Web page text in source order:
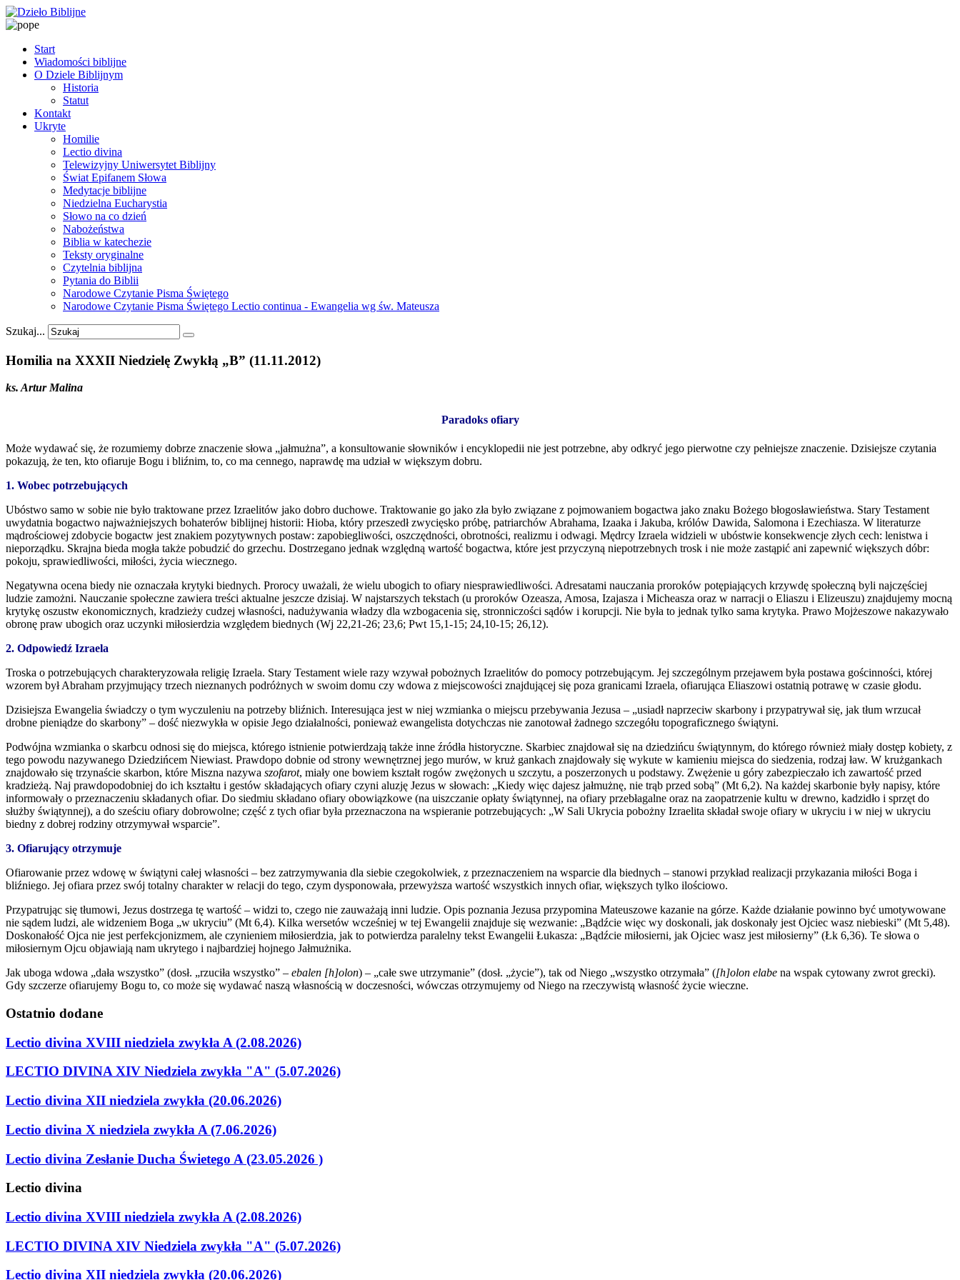
Start
Wiadomości biblijne
O Dziele Biblijnym
Historia
Statut
Kontakt
Ukryte
Homilie
Lectio divina
Telewizyjny Uniwersytet Biblijny
Świat Epifanem Słowa
Medytacje biblijne
Niedzielna Eucharystia
Słowo na co dzień
Nabożeństwa
Biblia w katechezie
Teksty oryginalne
Czytelnia biblijna
Pytania do Biblii
Narodowe Czytanie Pisma Świętego
Narodowe Czytanie Pisma Świętego Lectio continua - Ewangelia wg św. Mateusza
Szukaj...
Homilia na XXXII Niedzielę Zwykłą „B” (11.11.2012)
ks. Artur Malina
Paradoks ofiary
Może wydawać się, że rozumiemy dobrze znaczenie słowa „jałmużna”, a konsultowanie słowników i encyklopedii nie jest potrzebne, aby odkryć jego pierwotne czy pełniejsze znaczenie. Dzisiejsze czytania
pokazują, że ten, kto ofiaruje Bogu i bliźnim, to, co ma cennego, naprawdę ma udział w większym dobru.
1. Wobec potrzebujących
Ubóstwo samo w sobie nie było traktowane przez Izraelitów jako dobro duchowe. Traktowanie go jako zła było związane z pojmowaniem bogactwa jako znaku Bożego błogosławieństwa. Stary Testament
uwydatnia bogactwo najważniejszych bohaterów biblijnej historii: Hioba, który przeszedł zwycięsko próbę, patriarchów Abrahama, Izaaka i Jakuba, królów Dawida, Salomona i Ezechiasza. W literaturze
mądrościowej zdobycie bogactw jest znakiem pozytywnych postaw: zapobiegliwości, oszczędności, obrotności, realizmu i odwagi. Mędrcy Izraela widzieli w ubóstwie konsekwencje złych cech: lenistwa i
nieporządku. Skrajna bieda mogła także pobudzić do grzechu. Dostrzegano jednak względną wartość bogactwa, które jest przyczyną niepotrzebnych trosk i nie może zastąpić ani zapewnić większych dóbr:
pokoju, sprawiedliwości, miłości, życia wiecznego.
Negatywna ocena biedy nie oznaczała krytyki biednych. Prorocy uważali, że wielu ubogich to ofiary niesprawiedliwości. Adresatami nauczania proroków potępiających krzywdę społeczną byli najczęściej
ludzie zamożni. Nauczanie społeczne zawiera treści aktualne jeszcze dzisiaj. W najstarszych tekstach (u proroków Ozeasza, Amosa, Izajasza i Micheasza oraz w narracji o Eliaszu i Elizeuszu) znajdujemy mocną
krytykę oszustw ekonomicznych, kradzieży cudzej własności, nadużywania władzy dla wzbogacenia się, stronniczości sądów i korupcji. Nie była to jednak tylko sama krytyka. Prawo Mojżeszowe nakazywało
obronę praw ubogich oraz uczynki miłosierdzia względem biednych (Wj 22,21-26; 23,6; Pwt 15,1-15; 24,10-15; 26,12).
2. Odpowiedź Izraela
Troska o potrzebujących charakteryzowała religię Izraela. Stary Testament wiele razy wzywał pobożnych Izraelitów do pomocy potrzebującym. Jej szczególnym przejawem była postawa gościnności, której
wzorem był Abraham przyjmujący trzech nieznanych podróżnych w swoim domu czy wdowa z miejscowości znajdującej się poza granicami Izraela, ofiarująca Eliaszowi ostatnią potrawę w czasie głodu.
Dzisiejsza Ewangelia świadczy o tym wyczuleniu na potrzeby bliźnich. Interesująca jest w niej wzmianka o miejscu przebywania Jezusa – „usiadł naprzeciw skarbony i przypatrywał się, jak tłum wrzucał
drobne pieniądze do skarbony” – dość niezwykła w opisie Jego działalności, ponieważ ewangelista dotychczas nie zanotował żadnego szczegółu topograficznego świątyni.
Podwójna wzmianka o skarbcu odnosi się do miejsca, którego istnienie potwierdzają także inne źródła historyczne. Skarbiec znajdował się na dziedzińcu świątynnym, do którego również miały dostęp kobiety, z
tego powodu nazywanego Dziedzińcem Niewiast. Prawdopo dobnie od strony wewnętrznej jego murów, w kruż gankach znajdowały się wykute w kamieniu miejsca do siedzenia, rodzaj ław. W krużgankach
znajdowało się trzynaście skarbon, które Miszna nazywa szofarot, miały one bowiem kształt rogów zwężonych u szczytu, a poszerzonych u podstawy. Zwężenie u góry zabezpieczało ich zawartość przed
kradzieżą. Naj prawdopodobniej do ich kształtu i gestów składających ofiary czyni aluzję Jezus w słowach: „Kiedy więc dajesz jałmużnę, nie trąb przed sobą” (Mt 6,2). Na każdej skarbonie były napisy, które
informowały o przeznaczeniu składanych ofiar. Do siedmiu składano ofiary obowiązkowe (na uiszczanie opłaty świątynnej, na ofiary przebłagalne oraz na zaopatrzenie kultu w drewno, kadzidło i sprzęt do
służby świątynnej), a do sześciu ofiary dobrowolne; część z tych ofiar była przeznaczona na wspieranie potrzebujących: „W Sali Ukrycia pobożny Izraelita składał swoje ofiary w ukryciu i w niej w ukryciu
biedny z dobrej rodziny otrzymywał wsparcie”.
3. Ofiarujący otrzymuje
Ofiarowanie przez wdowę w świątyni całej własności – bez zatrzymywania dla siebie czegokolwiek, z przeznaczeniem na wsparcie dla biednych – stanowi przykład realizacji przykazania miłości Boga i
bliźniego. Jej ofiara przez swój totalny charakter w relacji do tego, czym dysponowała, przewyższa wartość wszystkich innych ofiar, większych tylko ilościowo.
Przypatrując się tłumowi, Jezus dostrzega tę wartość – widzi to, czego nie zauważają inni ludzie. Opis poznania Jezusa przypomina Mateuszowe kazanie na górze. Każde działanie powinno być umotywowane
nie sądem ludzi, ale widzeniem Boga „w ukryciu” (Mt 6,4). Kilka wersetów wcześniej w tej Ewangelii znajduje się wezwanie: „Bądźcie więc wy doskonali, jak doskonały jest Ojciec wasz niebieski” (Mt 5,48).
Doskonałość Ojca nie jest perfekcjonizmem, ale czynieniem miłosierdzia, jak to potwierdza paralelny tekst Ewangelii Łukasza: „Bądźcie miłosierni, jak Ojciec wasz jest miłosierny” (Łk 6,36). Te słowa o
miłosiernym Ojcu objawiają nam ukrytego i najbardziej hojnego Jałmużnika.
Jak uboga wdowa „dała wszystko” (dosł. „rzuciła wszystko” – ebalen [h]olon) – „całe swe utrzymanie” (dosł. „życie”), tak od Niego „wszystko otrzymała” ([h]olon elabe na wspak cytowany zwrot grecki).
Gdy szczerze ofiarujemy Bogu to, co może się wydawać naszą własnością w doczesności, wówczas otrzymujemy od Niego na rzeczywistą własność życie wieczne.
Ostatnio dodane
Lectio divina XVIII niedziela zwykła A (2.08.2026)
LECTIO DIVINA XIV Niedziela zwykła "A" (5.07.2026)
Lectio divina XII niedziela zwykła (20.06.2026)
Lectio divina X niedziela zwykła A (7.06.2026)
Lectio divina Zesłanie Ducha Świetego A (23.05.2026 )
Lectio divina
Lectio divina XVIII niedziela zwykła A (2.08.2026)
LECTIO DIVINA XIV Niedziela zwykła "A" (5.07.2026)
Lectio divina XII niedziela zwykła (20.06.2026)